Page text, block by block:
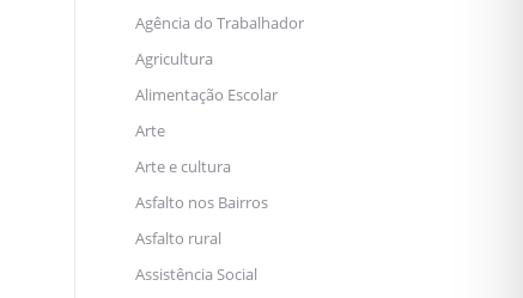
Agência do Trabalhador
Agricultura
Alimentação Escolar
Arte
Arte e cultura
Asfalto nos Bairros
Asfalto rural
Assistência Social